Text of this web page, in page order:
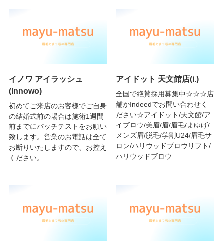
イノワ アイラッシュ
(Innowo)
初めてご来店のお客様でご自身
の結婚式前の場合は施術1週間
前までにパッチテストをお願い
致します。営業のお電話は全て
お断りいたしますので、お控え
ください。
アイドット 天文館店(i.)
全国で絶賛採用募集中☆☆☆店
舗かIndeedでお問い合わせく
ださい☆アイドット/天文館/ア
イブロウ/美眉/眉/眉毛/まゆげ/
メンズ眉/脱毛/学割U24/眉毛サ
ロン/ハリウッドブロウリフト/
ハリウッドブロウ